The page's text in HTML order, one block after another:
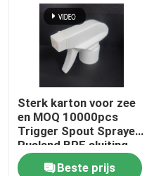
Glazen fles
Sterk karton voor zee
en MOQ 10000pcs
Trigger Spout Sprayer
Rusland BPF sluiting
Beste prijs